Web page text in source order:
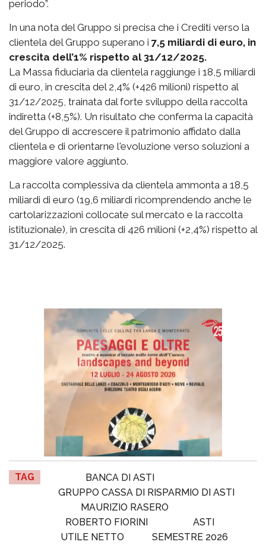
periodo”.
In una nota del Gruppo si precisa che i Crediti verso la
clientela del Gruppo superano i 7,5 miliardi di euro, in
crescita dell’1% rispetto al 31/12/2025.
La Massa fiduciaria da clientela raggiunge i 18,5 miliardi
di euro, in crescita del 2,4% (+426 milioni) rispetto al
31/12/2025, trainata dal forte sviluppo della raccolta
indiretta (+8,5%). Un risultato che conferma la capacità
del Gruppo di accrescere il patrimonio affidato dalla
clientela e di orientarne l'evoluzione verso soluzioni a
maggiore valore aggiunto.
La raccolta complessiva da clientela ammonta a 18,5
miliardi di euro (19,6 miliardi ricomprendendo anche le
cartolarizzazioni collocate sul mercato e la raccolta
istituzionale), in crescita di 426 milioni (+2,4%) rispetto al
31/12/2025.
TAG
BANCA DI ASTI
GRUPPO CASSA DI RISPARMIO DI ASTI
MAURIZIO RASERO
ROBERTO FIORINI
ASTI
UTILE NETTO
SEMESTRE 2026